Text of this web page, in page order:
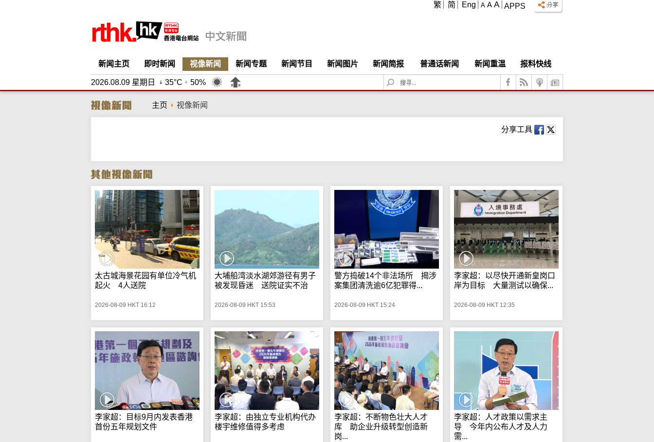
APPS
A A A
繁 简 Eng
新闻主页 即时新闻 视像新闻 新闻专题 新闻节目 新闻图片 新闻简报 普通话新闻 新闻重温 报料快线
2026.08.09 星期日 35°C 50%
S
e
c
主页 视像新闻
分享工具
太古城海景花园有单位冷气机
起火 4人送院
2026-08-09 HKT 16:12
大埔船湾淡水湖郊游径有男子
被发现昏迷 送院证实不治
2026-08-09 HKT 15:53
警方捣破14个非法场所 揭涉
案集团清洗逾6亿犯罪得...
2026-08-09 HKT 15:24
李家超：以尽快开通新皇岗口
岸为目标 大量测试以确保...
2026-08-09 HKT 12:35
李家超：目标9月内发表香港
首份五年规划文件
李家超：由独立专业机构代办
楼宇维修值得多考虑
李家超：不断物色壮大人才
库 助企业升级转型创造新
岗...
李家超：人才政策以需求主
导 今年内公布人才及人力
需...